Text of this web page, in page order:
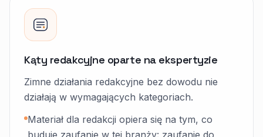
Kąty redakcyjne oparte na ekspertyzie
Zimne działania redakcyjne bez dowodu nie
działają w wymagających kategoriach.
Materiał dla redakcji opiera się na tym, co
buduje zaufanie w tej branży: zaufanie do